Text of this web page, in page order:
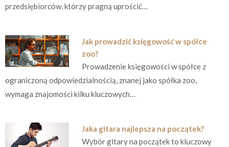
przedsiębiorców, którzy pragną uprościć…
Jak prowadzić księgowość w spółce
zoo?
Prowadzenie księgowości w spółce z
ograniczoną odpowiedzialnością, znanej jako spółka zoo,
wymaga znajomości kilku kluczowych…
Jaka gitara najlepsza na początek?
Wybór gitary na początek to kluczowy